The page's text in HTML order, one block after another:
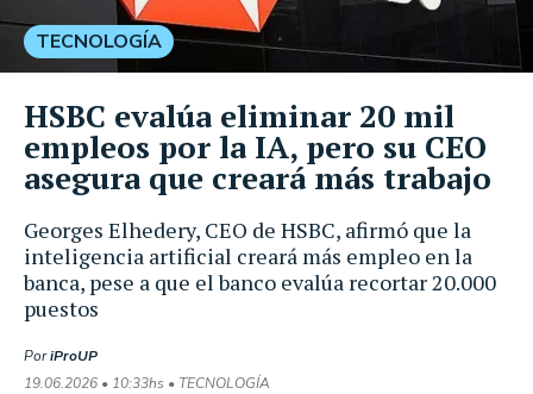
Georges Elhedery, CEO de HSBC, afirmó que la
inteligencia artificial creará más empleo en la
banca, pese a que el banco evalúa recortar 20.000
puestos
PoriProUP
19.06.2026 • 10:33hs • TECNOLOGÍA
TECNOLOGÍA
HSBC evalúa eliminar 20 mil
empleos por la IA, pero su CEO
asegura que creará más trabajo